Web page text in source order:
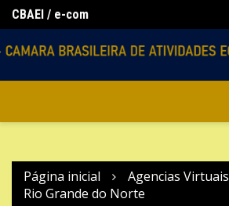
para
o
conteúdo
CBAEI / e-com
Agencias Virtuais
Página inicial
Agencias Virtuais
Rio Grande do Norte